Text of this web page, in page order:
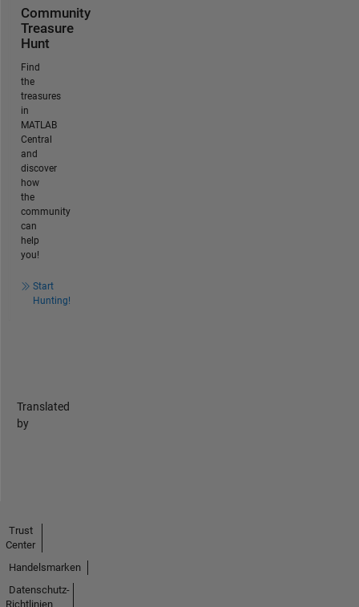
Community
Treasure
Hunt
Find
the
treasures
in
MATLAB
Central
and
discover
how
the
community
can
help
you!
Start
Hunting!
Translated
by
Trust
Center
Handelsmarken
Datenschutz-
Richtlinien